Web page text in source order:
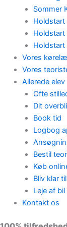
Sommer
Holdstart
Holdstart
Holdstart
Vores
Vores
Allerede elev
Ofte
Dit
Book tid
Logbog
Bestil
Køb
Bliv klar
Leje af
Kontakt os